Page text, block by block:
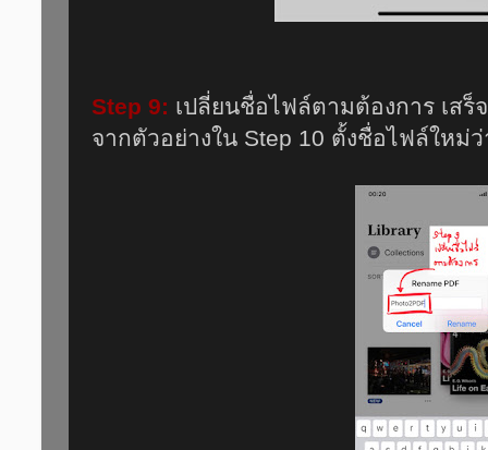
Step 9: เปลี่ยนชื่อไฟล์ตามต้องการ เสร็
จากตัวอย่างใน Step 10 ตั้งชื่อไฟล์ใหม่ว่